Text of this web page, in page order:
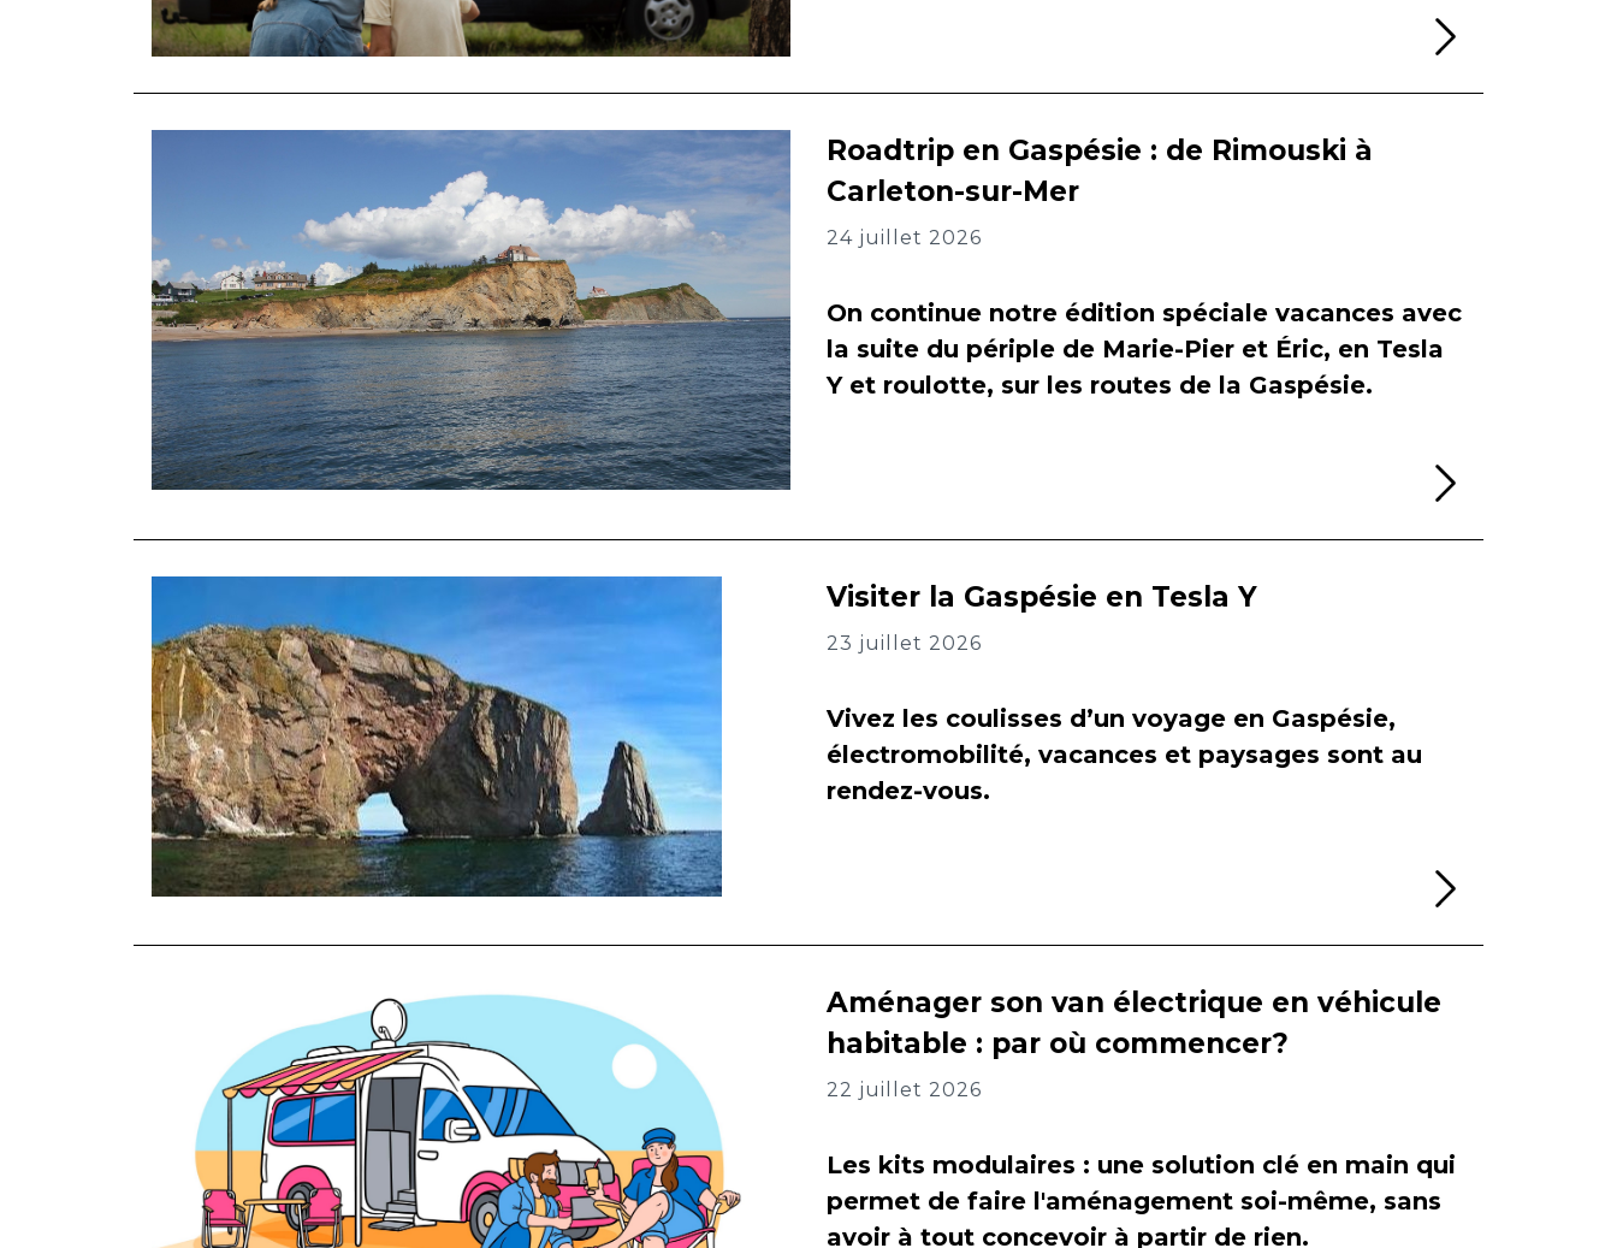
Roadtrip en Gaspésie : de Rimouski à
Carleton-sur-Mer
24 juillet 2026
On continue notre édition spéciale vacances avec
la suite du périple de Marie-Pier et Éric, en Tesla
Y et roulotte, sur les routes de la Gaspésie.
Visiter la Gaspésie en Tesla Y
23 juillet 2026
Vivez les coulisses d’un voyage en Gaspésie,
électromobilité, vacances et paysages sont au
rendez-vous.
Aménager son van électrique en véhicule
habitable : par où commencer?
22 juillet 2026
Les kits modulaires : une solution clé en main qui
permet de faire l'aménagement soi-même, sans
avoir à tout concevoir à partir de rien.